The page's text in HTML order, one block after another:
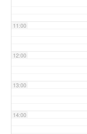
11:00
12:00
13:00
14:00